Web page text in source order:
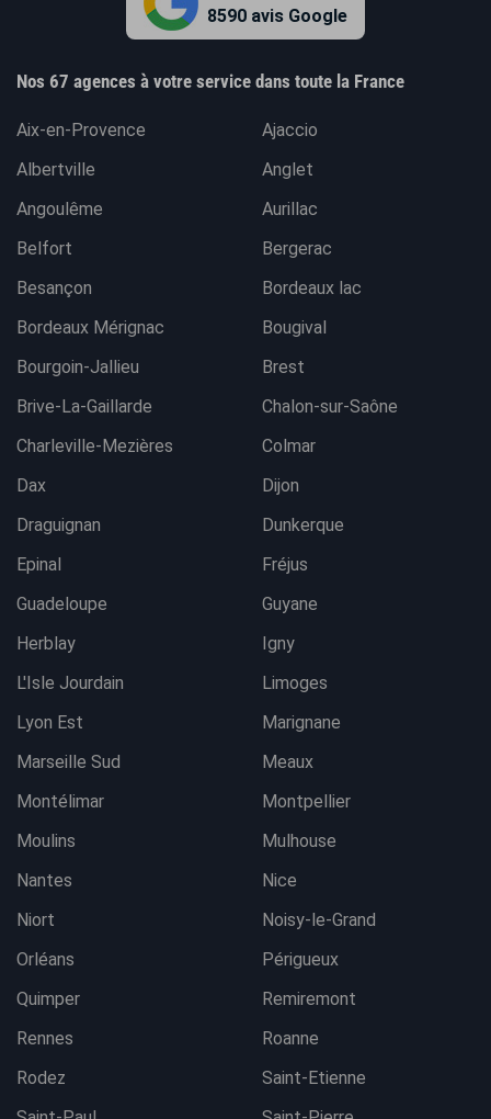
8590 avis Google
Nos 67 agences à votre service dans toute la France
Aix-en-Provence
Ajaccio
Albertville
Anglet
Angoulême
Aurillac
Belfort
Bergerac
Besançon
Bordeaux lac
Bordeaux Mérignac
Bougival
Bourgoin-Jallieu
Brest
Brive-La-Gaillarde
Chalon-sur-Saône
Charleville-Mezières
Colmar
Dax
Dijon
Draguignan
Dunkerque
Epinal
Fréjus
Guadeloupe
Guyane
Herblay
Igny
L'Isle Jourdain
Limoges
Lyon Est
Marignane
Marseille Sud
Meaux
Montélimar
Montpellier
Moulins
Mulhouse
Nantes
Nice
Niort
Noisy-le-Grand
Orléans
Périgueux
Quimper
Remiremont
Rennes
Roanne
Rodez
Saint-Etienne